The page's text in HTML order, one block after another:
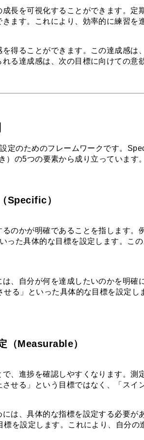
長を可視化することができます。
ます。これにより、効率的に練習を
得ることができます。この達成感
る達成感は、次の目標に向けての意
定のためのフレームワークです。
）の5つの要素から成り立っています。
Specific）
のかが明確であることを指します
った具体的な目標を設定します。こ
、自分が何を達成したいのかを明
せる」といった具体的な目標を設定
（Measurable）
、進捗を確認しやすくなります。
せる」という目標ではなく、「ス
は、具体的な指標を設定する必要
標を設定します。これにより、自分